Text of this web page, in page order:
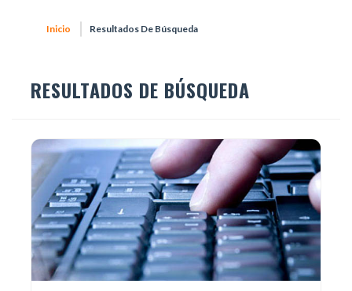
Inicio Resultados De Búsqueda
RESULTADOS DE BÚSQUEDA